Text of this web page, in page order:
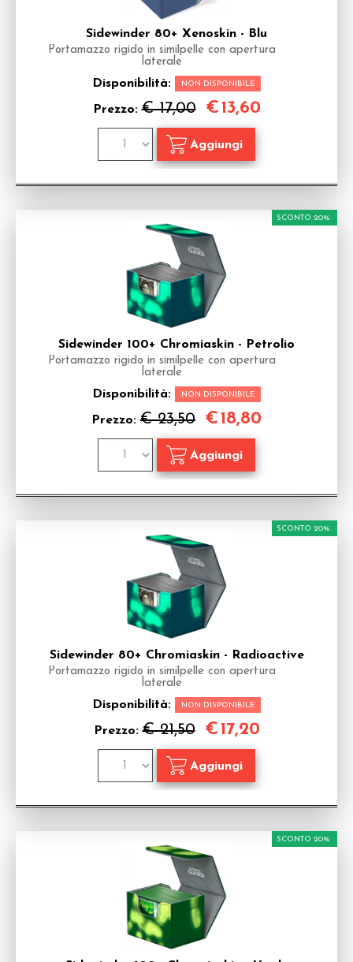
Sidewinder 80+ Xenoskin - Blu
Portamazzo rigido in similpelle con apertura
laterale
Disponibilità: NON DISPONIBILE
Prezzo:€ 17,00 €13,60
Sidewinder 100+ Chromiaskin - Petrolio
Portamazzo rigido in similpelle con apertura
laterale
Disponibilità: NON DISPONIBILE
Prezzo: € 23,50
SCONTO 20%
€18,80
Sidewinder 80+ Chromiaskin - Radioactive
Portamazzo rigido in similpelle con apertura
laterale
Disponibilità: NON DISPONIBILE
Prezzo:€ 21,50
SCONTO 20%
€17,20
SCONTO 20%